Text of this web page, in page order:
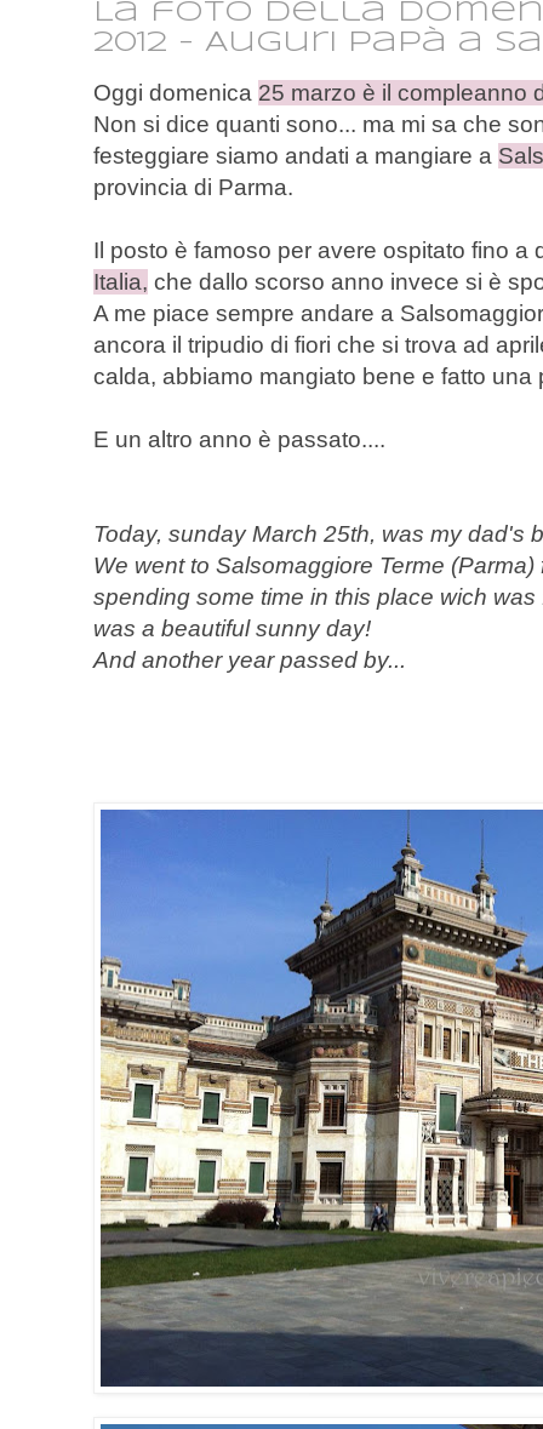
La foto della
2012 - Auguri papà a
Oggi domenica 25 marzo è il compleanno
Non si dice quanti sono... ma mi sa che
festeggiare siamo andati a mangiare a
provincia di Parma.
Il posto è famoso per avere ospitato fino a
Italia, che dallo scorso anno invece si è
A me piace sempre andare a
ancora il tripudio di fiori che si trova ad
calda, abbiamo mangiato bene e fatto una
E un altro anno è passato....
Today, sunday March 25th, was my dad's
We went to Salsomaggiore Terme
spending some time in this place wich
was a beautiful sunny day!
And another year passed by...